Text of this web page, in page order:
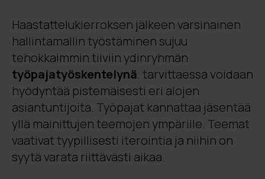
Haastattelukierroksen jälkeen varsinainen
hallintamallin työstäminen sujuu
tehokkaimmin tiiviin ydinryhmän
työpajatyöskentelynä. tarvittaessa voidaan
hyödyntää pistemäisesti eri alojen
asiantuntijoita. Työpajat kannattaa jäsentää
yllä mainittujen teemojen ympärille. Teemat
vaativat tyypillisesti iterointia ja niihin on
syytä varata riittävästi aikaa.